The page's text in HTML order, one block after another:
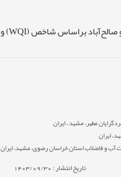
ارزیابی وپهنه‌بندی کیفیت چاه‌های آب شرب شهرستان تربت‌جام و صالح‌آباد براساس شاخص (WQI) و
مطهر، مشهد ، ایران
ایران
و فاضلاب استان خراسان رضوی، مشهد، ایران
تاریخ انتشار : 1403/09/30